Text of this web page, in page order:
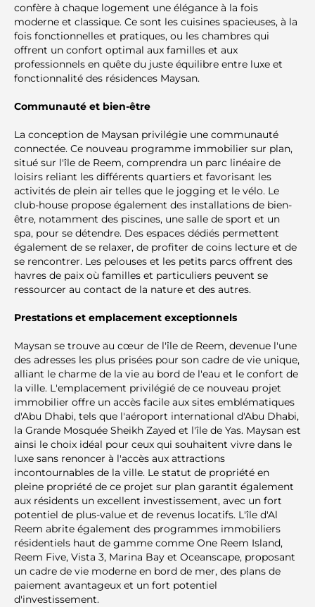
confère à chaque logement une élégance à la fois
moderne et classique. Ce sont les cuisines spacieuses, à la
fois fonctionnelles et pratiques, ou les chambres qui
offrent un confort optimal aux familles et aux
professionnels en quête du juste équilibre entre luxe et
fonctionnalité des résidences Maysan.
Communauté et bien-être
La conception de Maysan privilégie une communauté
connectée. Ce nouveau programme immobilier sur plan,
situé sur l'île de Reem, comprendra un parc linéaire de
loisirs reliant les différents quartiers et favorisant les
activités de plein air telles que le jogging et le vélo. Le
club-house propose également des installations de bien-
être, notamment des piscines, une salle de sport et un
spa, pour se détendre. Des espaces dédiés permettent
également de se relaxer, de profiter de coins lecture et de
se rencontrer. Les pelouses et les petits parcs offrent des
havres de paix où familles et particuliers peuvent se
ressourcer au contact de la nature et des autres.
Prestations et emplacement exceptionnels
Maysan se trouve au cœur de l'île de Reem, devenue l'une
des adresses les plus prisées pour son cadre de vie unique,
alliant le charme de la vie au bord de l'eau et le confort de
la ville. L'emplacement privilégié de ce nouveau projet
immobilier offre un accès facile aux sites emblématiques
d'Abu Dhabi, tels que l'aéroport international d'Abu Dhabi,
la Grande Mosquée Sheikh Zayed et l'île de Yas. Maysan est
ainsi le choix idéal pour ceux qui souhaitent vivre dans le
luxe sans renoncer à l'accès aux attractions
incontournables de la ville. Le statut de propriété en
pleine propriété de ce projet sur plan garantit également
aux résidents un excellent investissement, avec un fort
potentiel de plus-value et de revenus locatifs. L'île d'Al
Reem abrite également des programmes immobiliers
résidentiels haut de gamme comme One Reem Island,
Reem Five, Vista 3, Marina Bay et Oceanscape, proposant
un cadre de vie moderne en bord de mer, des plans de
paiement avantageux et un fort potentiel
d'investissement.